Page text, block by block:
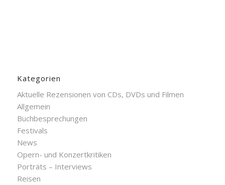
Kategorien
Aktuelle Rezensionen von CDs, DVDs und Filmen
Allgemein
Buchbesprechungen
Festivals
News
Opern- und Konzertkritiken
Porträts – Interviews
Reisen